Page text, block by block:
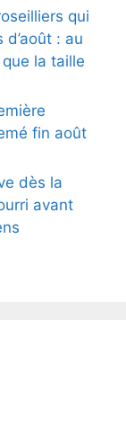
qui
: au
la taille
fin août
dès la
avant